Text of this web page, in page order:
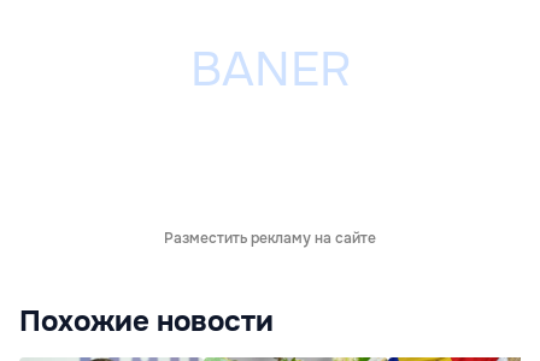
Разместить рекламу на сайте
Похожие новости